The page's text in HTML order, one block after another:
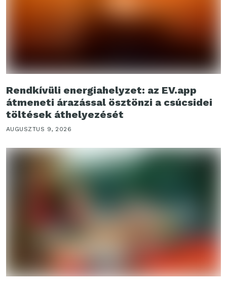
Rendkívüli energiahelyzet: az EV.app
átmeneti árazással ösztönzi a csúcsidei
töltések áthelyezését
AUGUSZTUS 9, 2026